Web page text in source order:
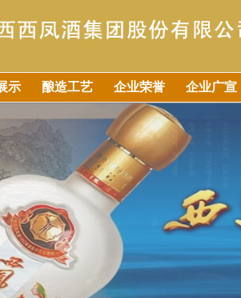
示 酿造工艺 企业荣誉 企业广宣